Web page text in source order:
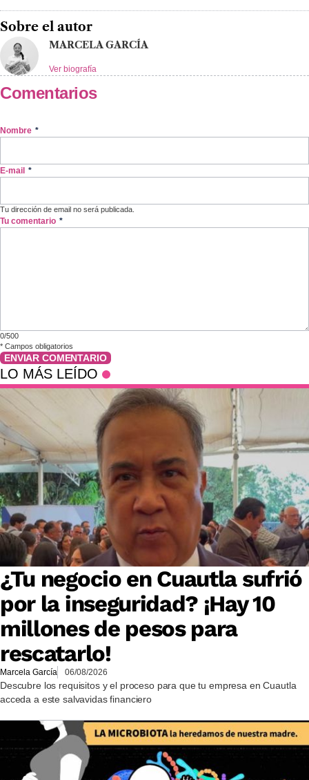
Sobre el autor
MARCELA GARCÍA
Ver biografía
Comentarios
Nombre *
E-mail *
Tu dirección de email no será publicada.
Tu comentario *
0/500
* Campos obligatorios
ENVIAR COMENTARIO
LO MÁS LEÍDO
¿Tu negocio en Cuautla sufrió
por la inseguridad? ¡Hay 10
millones de pesos para
rescatarlo!
Marcela García 06/08/2026
Descubre los requisitos y el proceso para que tu empresa en Cuautla
acceda a este salvavidas financiero